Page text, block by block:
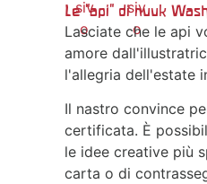
Le "api" di nuuk
Lasciate che le api
amore
l'allegria dell'estate
Il nastro convince
certificata. È
le idee creative più
carta o di